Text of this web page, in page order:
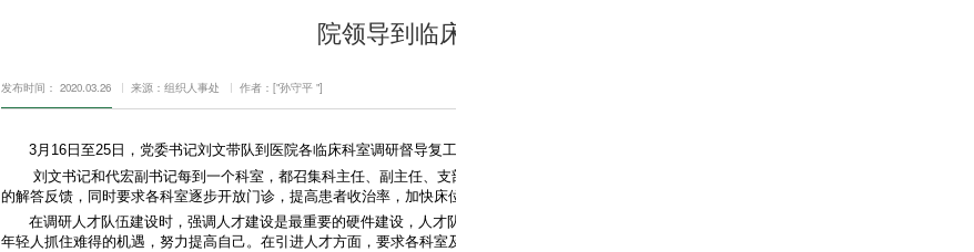
院领导到临床科室调研督导复工复产和人才队伍建设工作
发布时间： 2020.03.26 来源：组织人事处 作者：["孙守平 "]
3月 16 日 至25日 ，党委书记刘文带队到 医院各临床科室调研督导复工复产
刘文书记和代宏副书记每到一个科室，都召集科主任、副主任、支部书记、科护士长现场座谈，就相关工作进行深入细致地了解。在调研复工复产
的解答反馈，同时要求各科室逐步开放门诊，提高患者收治率，加快床位周转率，在做好院感防控基础上做好复工复产，两手抓、两不误，及时满足群众
在调研人才队伍建设时，强调人才建设是最重要的硬件建设，人才队伍建设一定要做强，医院现在非常重视专业人才特别是高学历人才队伍建设，
年轻人抓住难得的机遇，努力提高自己。在引进人才方面，要求各科室及时做好2020年用人计划，既要满足当前科室需要，又要着眼未来和贵安医院启